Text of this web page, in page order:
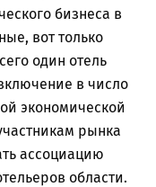
бизнеса в
вот только
один отель
в число
экономической
рынка
ассоциацию
области.